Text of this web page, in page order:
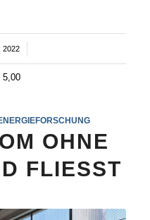
2022
OHNE
FLIESST